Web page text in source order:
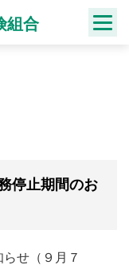
組合
停止期間のお
せ（９月７